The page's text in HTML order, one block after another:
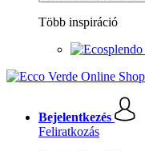
Több inspiráció
Bejelentkezés
Feliratkozás